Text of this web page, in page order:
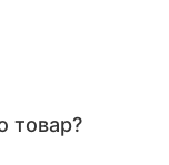
товар?